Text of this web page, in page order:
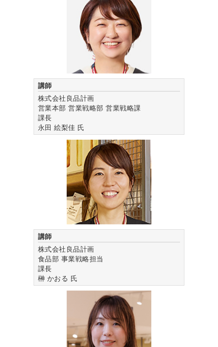
講師
株式会社良品計画
営業本部 営業戦略部 営業戦略課
課長
永田 絵梨佳 氏
講師
株式会社良品計画
食品部 事業戦略担当
課長
榊 かおる 氏